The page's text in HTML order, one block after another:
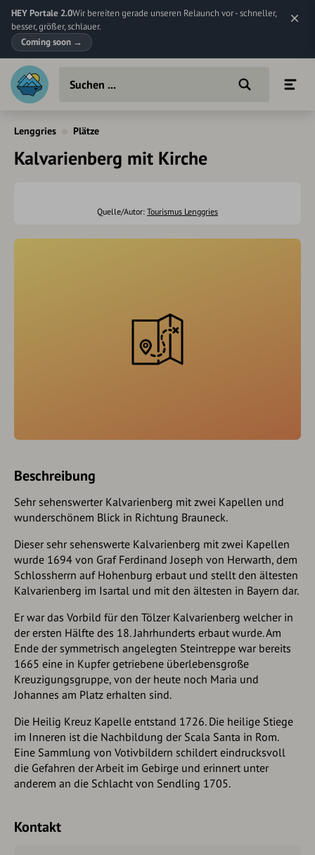
HEY Portale 2.0Wir bereiten gerade unseren Relaunch vor - schneller,
besser, größer, schlauer.
Coming soon →
Lenggries Plätze
Kalvarienberg mit Kirche
Quelle/Autor: Tourismus Lenggries
Beschreibung
Sehr sehenswerter Kalvarienberg mit zwei Kapellen und
wunderschönem Blick in Richtung Brauneck.
Dieser sehr sehenswerte Kalvarienberg mit zwei Kapellen
wurde 1694 von Graf Ferdinand Joseph von Herwarth, dem
Schlossherrn auf Hohenburg erbaut und stellt den ältesten
Kalvarienberg im Isartal und mit den ältesten in Bayern dar.
Er war das Vorbild für den Tölzer Kalvarienberg welcher in
der ersten Hälfte des 18. Jahrhunderts erbaut wurde. Am
Ende der symmetrisch angelegten Steintreppe war bereits
1665 eine in Kupfer getriebene überlebensgroße
Kreuzigungsgruppe, von der heute noch Maria und
Johannes am Platz erhalten sind.
Die Heilig Kreuz Kapelle entstand 1726. Die heilige Stiege
im Inneren ist die Nachbildung der Scala Santa in Rom.
Eine Sammlung von Votivbildern schildert eindrucksvoll
die Gefahren der Arbeit im Gebirge und erinnert unter
anderem an die Schlacht von Sendling 1705.
Kontakt